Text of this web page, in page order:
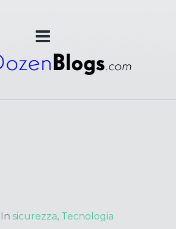
In sicurezza, Tecnologia